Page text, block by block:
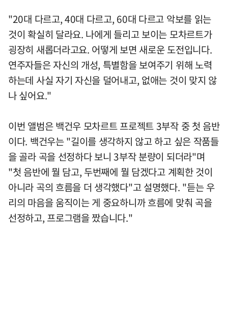
"20대 다르고, 40대 다르고, 60대 다르고 악보를 읽는
것이 확실히 달라요. 나에게 들리고 보이는 모차르트가
굉장히 새롭더라고요. 어떻게 보면 새로운 도전입니다.
연주자들은 자신의 개성, 특별함을 보여주기 위해 노력
하는데 사실 자기 자신을 덜어내고, 없애는 것이 맞지 않
나 싶어요."
이번 앨범은 백건우 모차르트 프로젝트 3부작 중 첫 음반
이다. 백건우는 "길이를 생각하지 않고 하고 싶은 작품들
을 골라 곡을 선정하다 보니 3부작 분량이 되더라"며
"첫 음반에 뭘 담고, 두번째에 뭘 담겠다고 계획한 것이
아니라 곡의 흐름을 더 생각했다"고 설명했다. "듣는 우
리의 마음을 움직이는 게 중요하니까 흐름에 맞춰 곡을
선정하고, 프로그램을 짰습니다."